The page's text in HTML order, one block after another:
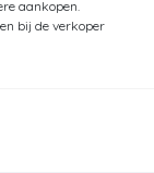
aankopen.
bij de verkoper